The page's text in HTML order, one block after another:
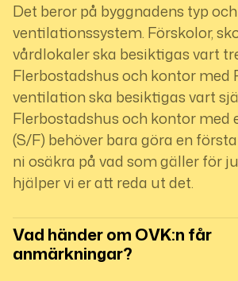
Det beror på byggnadens typ och
ventilationssystem. Förskolor,
vårdlokaler ska besiktigas vart
Flerbostadshus och kontor med
ventilation ska besiktigas vart
Flerbostadshus och kontor
(S/F) behöver bara göra en
ni osäkra på vad som gäller för
hjälper vi er att reda ut det.
Vad händer om OVK:n får
anmärkningar?